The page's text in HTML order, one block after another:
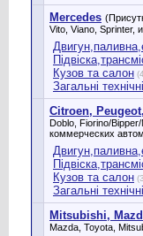
Mercedes
Vito, Viano, Sprinter,
Кузов та салон
Загальні
Citroen,
Doblo, Fiorino/
коммерческих
Кузов та салон
Загальні
Mitsubishi,
Mazda, Toyota,